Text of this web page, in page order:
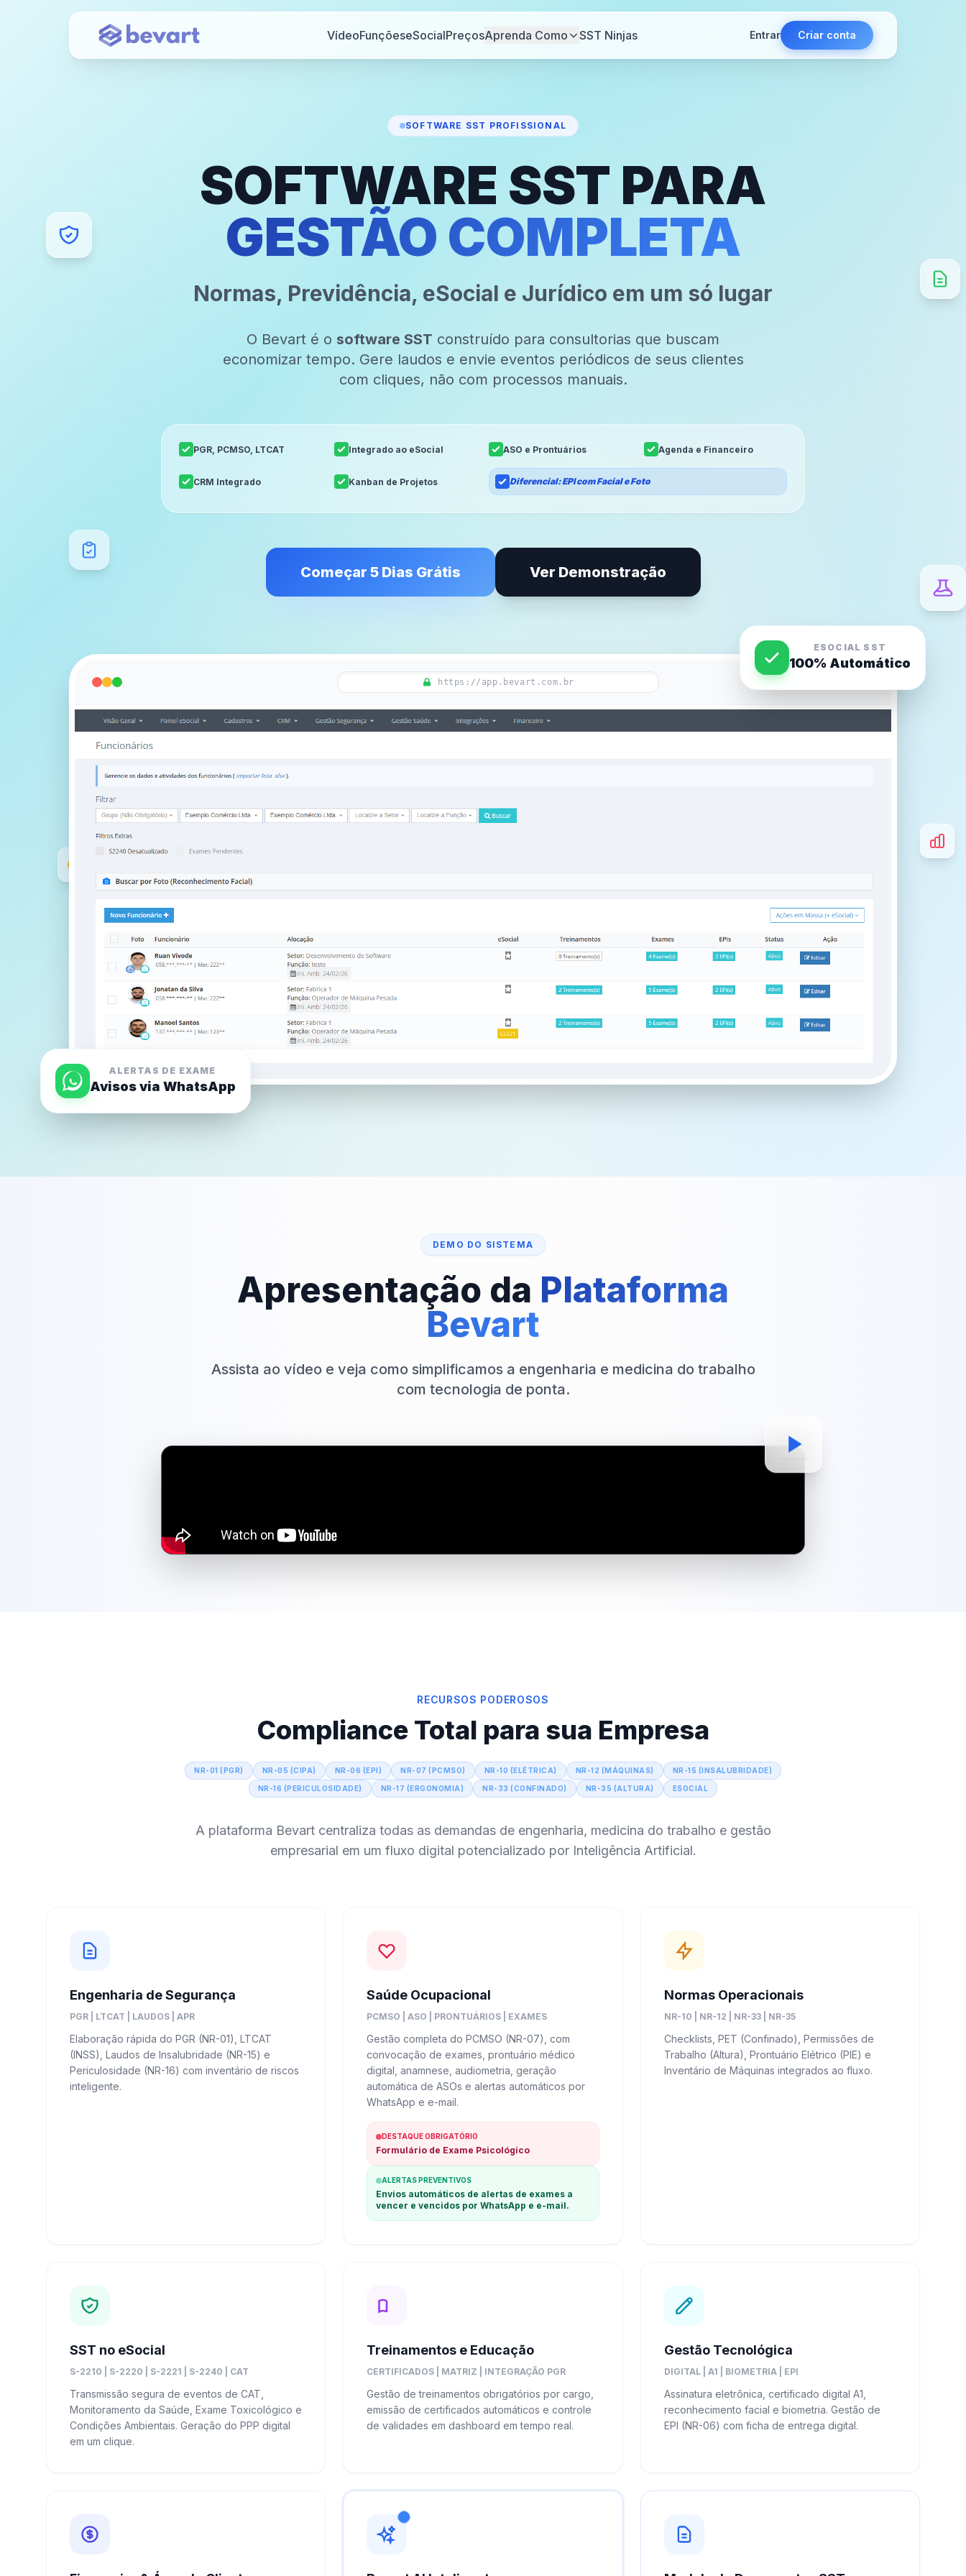
VídeoFunçõeseSocialPreçosAprenda Como SST Ninjas Entrar Criar conta
SOFTWARE SST PROFISSIONAL
SOFTWARE SST PARA
GESTÃO COMPLETA
Normas, Previdência, eSocial e Jurídico em um só lugar
O Bevart é o software SST construído para consultorias que buscam
economizar tempo. Gere laudos e envie eventos periódicos de seus clientes
com cliques, não com processos manuais.
PGR, PCMSO, LTCAT Integrado ao eSocial ASO e Prontuários Agenda e Financeiro
CRM Integrado Kanban de Projetos Diferencial: EPI com Facial e Foto
Começar 5 Dias Grátis Ver Demonstração
https://app.bevart.com.br
ESOCIAL SST
100% Automático
ALERTAS DE EXAME
Avisos via WhatsApp
DEMO DO SISTEMA
Apresentação da Plataforma
Bevart
Assista ao vídeo e veja como simplificamos a engenharia e medicina do trabalho
com tecnologia de ponta.
RECURSOS PODEROSOS
Compliance Total para sua Empresa
NR-01 (PGR) NR-05 (CIPA) NR-06 (EPI) NR-07 (PCMSO) NR-10 (ELÉTRICA) NR-12 (MÁQUINAS) NR-15 (INSALUBRIDADE)
NR-16 (PERICULOSIDADE) NR-17 (ERGONOMIA) NR-33 (CONFINADO) NR-35 (ALTURA) ESOCIAL
A plataforma Bevart centraliza todas as demandas de engenharia, medicina do trabalho e gestão
empresarial em um fluxo digital potencializado por Inteligência Artificial.
Engenharia de Segurança
PGR | LTCAT | LAUDOS | APR
Elaboração rápida do PGR (NR-01), LTCAT
(INSS), Laudos de Insalubridade (NR-15) e
Periculosidade (NR-16) com inventário de riscos
inteligente.
Saúde Ocupacional
PCMSO | ASO | PRONTUÁRIOS | EXAMES
Gestão completa do PCMSO (NR-07), com
convocação de exames, prontuário médico
digital, anamnese, audiometria, geração
automática de ASOs e alertas automáticos por
WhatsApp e e-mail.
DESTAQUE OBRIGATÓRIO
Formulário de Exame Psicológico
ALERTAS PREVENTIVOS
Envios automáticos de alertas de exames a
vencer e vencidos por WhatsApp e e-mail.
Normas Operacionais
NR-10 | NR-12 | NR-33 | NR-35
Checklists, PET (Confinado), Permissões de
Trabalho (Altura), Prontuário Elétrico (PIE) e
Inventário de Máquinas integrados ao fluxo.
SST no eSocial
S-2210 | S-2220 | S-2221 | S-2240 | CAT
Transmissão segura de eventos de CAT,
Monitoramento da Saúde, Exame Toxicológico e
Condições Ambientais. Geração do PPP digital
em um clique.
Treinamentos e Educação
CERTIFICADOS | MATRIZ | INTEGRAÇÃO PGR
Gestão de treinamentos obrigatórios por cargo,
emissão de certificados automáticos e controle
de validades em dashboard em tempo real.
Gestão Tecnológica
DIGITAL | A1 | BIOMETRIA | EPI
Assinatura eletrônica, certificado digital A1,
reconhecimento facial e biometria. Gestão de
EPI (NR-06) com ficha de entrega digital.